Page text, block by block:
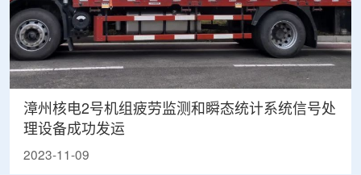
漳州核电2号机组疲劳监测和瞬态统计系统信号处
理设备成功发运
2023-11-09